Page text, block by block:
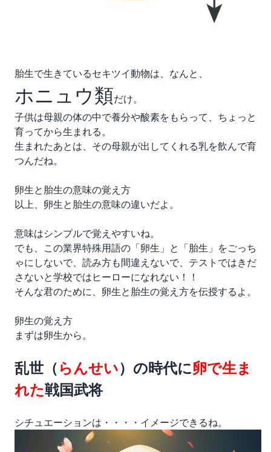
胎生で生きているセキツイ動物は、なんと、
ホニュウ類だけ。
子供は母親の体の中で養分や酸素をもらって、ちょっと
育ってから生まれる。
生まれたあとは、その母親が出してくれる乳を飲んで育
つんだね。
卵生と胎生の意味の覚え方
以上、卵生と胎生の意味の違いだよ。
意味はシンプルで覚えやすいね。
でも、この業界特殊用語の「卵生」と「胎生」をごっち
ゃにしないで、読み方も間違えないで、テストではきだ
さないと学校ではヒーローになれない！！
そんな君のために、卵生と胎生の覚え方を伝授するよ。
卵生の覚え方
まずは卵生から。
乱世（らんせい）の時代に卵で生ま
れた戦国武将
シチュエーションは・・・・イメージできるね。